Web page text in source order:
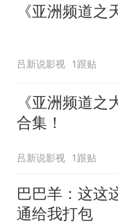
《亚洲频道之
吕新说影视 1跟贴
《亚洲频道之
合集！
吕新说影视 1跟贴
巴巴羊：这这
通给我打包